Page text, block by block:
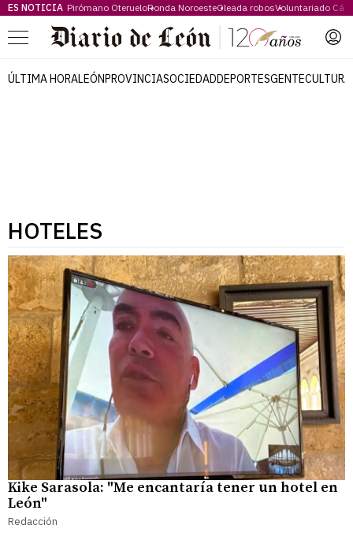
ES NOTICIA Pirómano OterueloRonda NoroesteOleada robosVoluntariado
Menú
ÚLTIMA HORALEÓNPROVINCIASOCIEDADDEPORTESGENTECULTURA
HOTELES
Kike Sarasola: "Me encantaría tener un hotel en
León"
Redacción